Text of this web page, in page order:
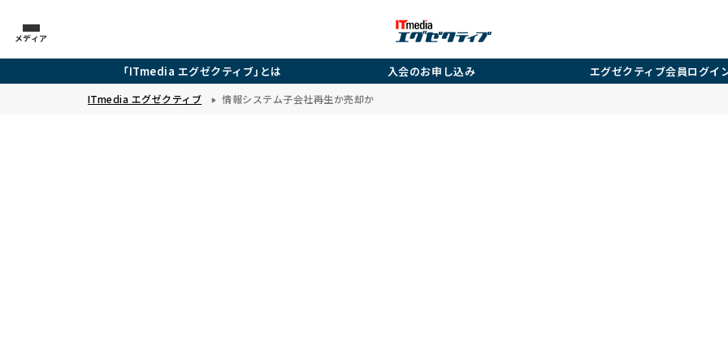
メディア
「ITmedia エグゼクティブ」とは 入会のお申し込み エグゼクティブ会員ログイ
ITmedia エグゼクティブ 情報システム子会社――再生か売却か